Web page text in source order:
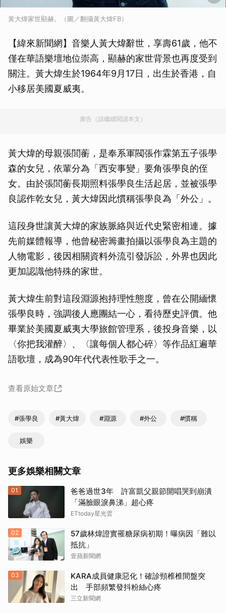
黃大煒家世顯赫。（圖／翻攝黃大煒FB）
【緯來新聞網】音樂人黃大煒辭世，享壽61歲，他不
僅在華語樂壇地位崇高，顯赫的家世背景也再度受到
關注。黃大煒生於1964年9月17日，出生於香港，自
小移居美國夏威夷。
廣告（請繼續閱讀本文）
黃大煒的母親張閭蘅，是奉系軍閥張作霖第五子張學
森的女兒，依輩分為「西安事變」要角張學良的侄
女。由於張閭蘅長期照料張學良生活起居，並被張學
良認作乾女兒，黃大煒因此慣稱張學良為「外公」。
這段身世讓黃大煒的家族脈絡與近代史緊密相連。據
先前媒體報導，他曾秘密籌畫拍攝以張學良為主題的
人物電影，後因相關資料外流引發訴訟，外界也因此
更加認識他特殊的家世。
黃大煒生前對這段淵源抱持理性態度，曾在公開緬懷
張學良時，強調後人應團結一心，看待歷史評價。他
畢業於美國夏威夷大學旅館管理系，後投身音樂，以
〈你把我灌醉〉、〈讓每個人都心碎〉等作品紅遍華
語歌壇，成為90年代代表性歌手之一。
查看原始文章
#張學良 #黃大煒 #淵源 #外公 #慣稱
娛樂
更多娛樂相關文章
01
爸爸過世3年 許富凱父親節開唱哭到崩潰
「滿臉眼淚鼻涕」超心疼
ETtoday星光雲
02
57歲林煒證實罹糖尿病初期！曝病因「難以
抵抗」
壹蘋新聞網
03
KARA成員健康惡化！確診頸椎椎間盤突
出 手部頻繁發抖粉絲心疼
三立新聞網